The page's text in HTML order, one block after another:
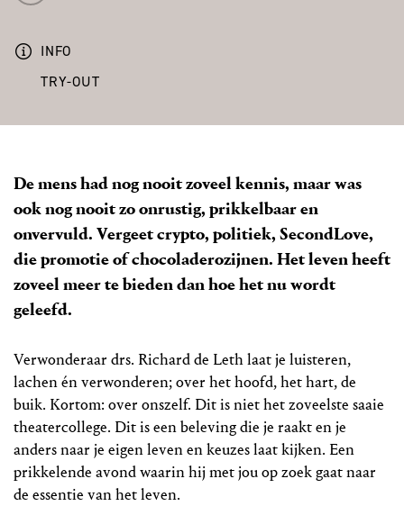
De mens had nog nooit zoveel kennis, maar was
ook nog nooit zo onrustig, prikkelbaar en
onvervuld. Vergeet crypto, politiek, SecondLove,
die promotie of chocoladerozijnen. Het leven heeft
zoveel meer te bieden dan hoe het nu wordt
geleefd.
Verwonderaar drs. Richard de Leth laat je luisteren,
lachen én verwonderen; over het hoofd, het hart, de
buik. Kortom: over onszelf. Dit is niet het zoveelste saaie
theatercollege. Dit is een beleving die je raakt en je
anders naar je eigen leven en keuzes laat kijken. Een
prikkelende avond waarin hij met jou op zoek gaat naar
de essentie van het leven.
INFO
TRY-OUT